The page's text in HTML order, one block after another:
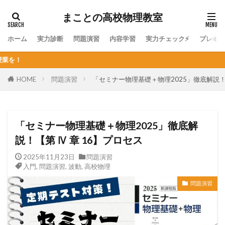
まことの高校物理教室
ホーム 実力診断 問題演習 内容学習 実力チェック⚡ プレミ
HOME 問題演習 「セミナー物理基礎＋物理2025」徹底解説
「セミナー物理基礎＋物理2025」徹底解
説！【第 Ⅳ 章 16】プロセス
2025年11月23日
問題演習
入門, 問題演習, 波動, 高校物理
問題演習